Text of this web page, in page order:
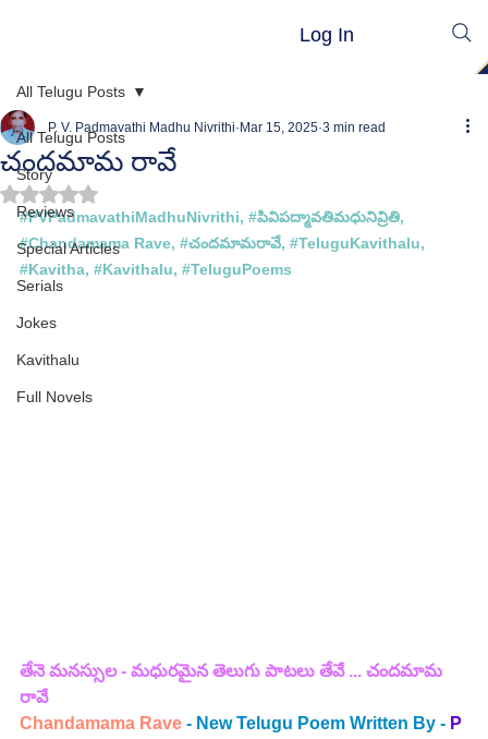
Log In
All Telugu Posts
Story
Reviews
Special Articles
Serials
Jokes
Kavithalu
Full Novels
All Telugu Posts
చందమామ రావే
P. V. Padmavathi Madhu Nivrithi Mar 15, 2025 3 min read
Rated NaN out of 5 stars.
#PVPadmavathiMadhuNivrithi, #పివిపద్మావతిమధునివ్రితి,
#Chandamama Rave, #చందమామరావే, #TeluguKavithalu,
#Kavitha, #Kavithalu, #TeluguPoems
తేనె మనస్సుల - మధురమైన తెలుగు పాటలు తేవే ... చందమామ
రావే
Chandamama Rave - New Telugu Poem Written By - P